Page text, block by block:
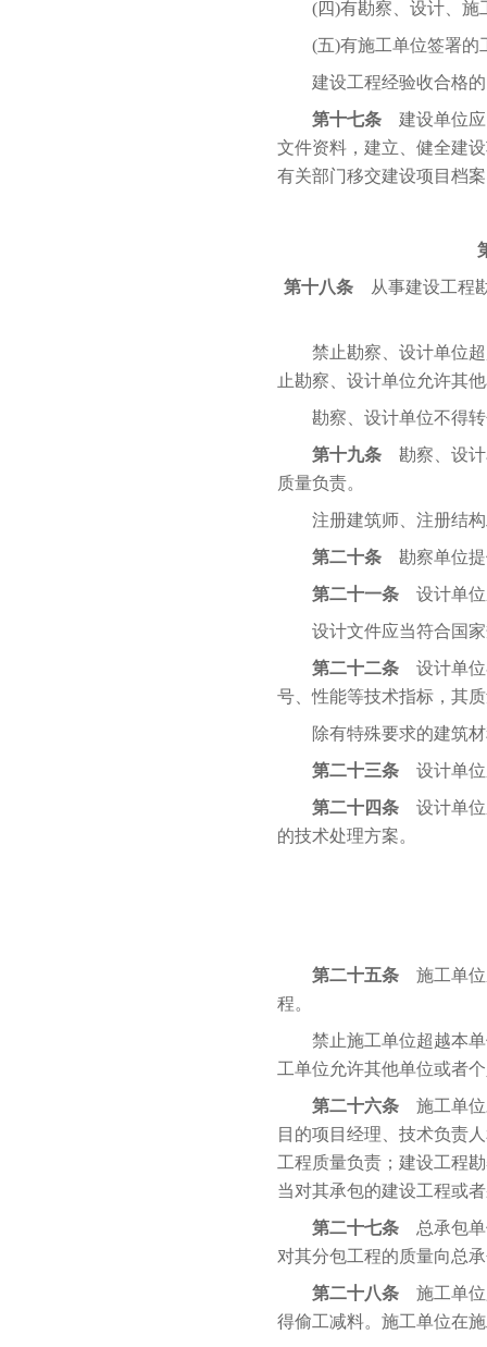
(四)有勘察、设计、施
(五)有施工单位签署的
建设工程经验收合格的
第十七条 建设单位应
文件资料，建立、健全建
有关部门移交建设项目档
第十八条从事建设工程勘
禁止勘察、设计单位超
止勘察、设计单位允许其
勘察、设计单位不得转
第十九条 勘察、设计
质量负责。
注册建筑师、注册结构
第二十条 勘察单位提
第二十一条 设计单位
设计文件应当符合国家
第二十二条 设计单位
号、性能等技术指标，其
除有特殊要求的建筑材
第二十三条 设计单位
第二十四条 设计单位
的技术处理方案。
第二十五条 施工单位
程。
禁止施工单位超越本单
工单位允许其他单位或者
第二十六条 施工单位
目的项目经理、技术负责
工程质量负责；建设工程
当对其承包的建设工程或
第二十七条 总承包单
对其分包工程的质量向总
第二十八条 施工单位
得偷工减料。施工单位在